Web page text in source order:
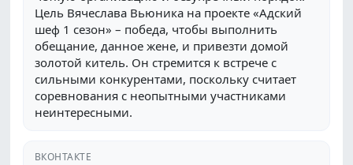
Цель Вячеслава Вьюника на проекте «Адский
шеф 1 сезон» – победа, чтобы выполнить
обещание, данное жене, и привезти домой
золотой китель. Он стремится к встрече с
сильными конкурентами, поскольку считает
соревнования с неопытными участниками
неинтересными.
ВКОНТАКТЕ